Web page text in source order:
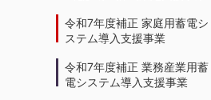
令和7年度補正 家庭用蓄電シ
ステム導入支援事業
令和7年度補正 業務産業用蓄
電システム導入支援事業